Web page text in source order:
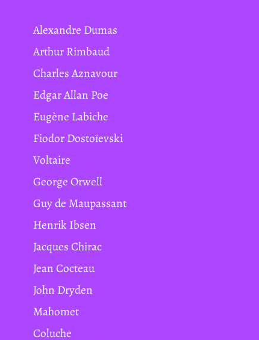
Alexandre Dumas
Arthur Rimbaud
Charles Aznavour
Edgar Allan Poe
Eugène Labiche
Fiodor Dostoïevski
Voltaire
George Orwell
Guy de Maupassant
Henrik Ibsen
Jacques Chirac
Jean Cocteau
John Dryden
Mahomet
Coluche